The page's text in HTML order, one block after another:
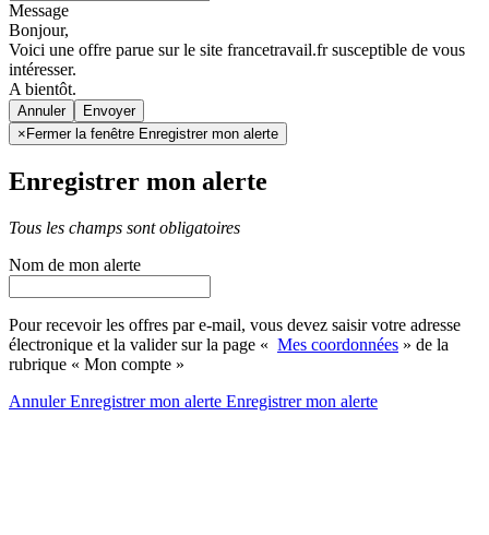
Message
Bonjour,
Voici une offre parue sur le site francetravail.fr susceptible de vous
intéresser.
A bientôt.
Annuler
× Fermer la fenêtre Enregistrer mon alerte
Enregistrer mon alerte
Tous les champs sont obligatoires
Nom de mon alerte
Pour recevoir les offres par e-mail, vous devez saisir votre adresse
électronique et la valider sur la page « Mes coordonnées » de la
rubrique « Mon compte »
AnnulerEnregistrer mon alerte Enregistrermon alerte